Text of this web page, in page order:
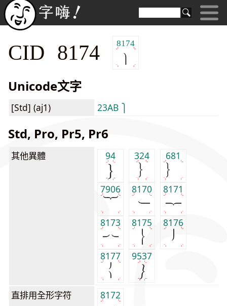
CID 8174 8174
Unicode文字
[Std] (aj1) 23AB ⎫
Std, Pro, Pr5, Pr6
其他異體 94 324 681
7906 8170 8171
8173 8175 8176
8177 9537
直排用全形字符 8172